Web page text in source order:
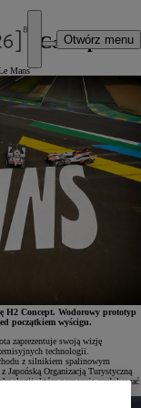
Otwórz menu
H2 Concept
Mans
H2 Concept. Wodorowy prototyp
początkiem wyścigu.
zaprezentuje swoją wizję
technologii.
z silnikiem spalinowym
Japońską Organizacją Turystyczną
które pomagają zredukować